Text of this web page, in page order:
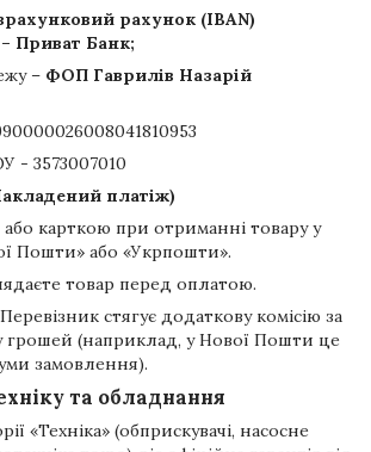
рахунок (IBAN)
Приват Банк;
– ФОП Гаврилів Назарій
3573007010
платіж)
карткою при отриманні товару у
Пошти» або «Укрпошти».
товар перед оплатою.
Перевізник стягує додаткову комісію за
грошей (наприклад, у Нової Пошти це
замовлення).
та обладнання
«Техніка» (обприскувачі, насосне